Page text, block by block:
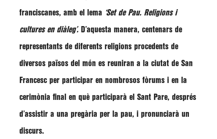
franciscanes, amb el lema ‘Set de Pau. Religions i
cultures en diàleg’. D’aquesta manera, centenars de
representants de diferents religions procedents de
diversos països del món es reuniran a la ciutat de San
Francesc per participar en nombrosos fòrums i en la
cerimònia final en què participarà el Sant Pare, després
d’assistir a una pregària per la pau, i pronunciarà un
discurs.